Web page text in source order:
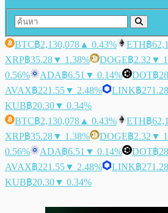
BTC฿2,130,078 ▲ 0.43% ETH฿
XRP฿35.28▼ 1.38% DOGE฿2.32 ▼
0.56%
ADA฿6.51 ▼ 0.14% DOT฿
AVAX฿221.55▼ 2.48% LINK฿271.28
KUB฿20.30▼ 0.34%
BTC฿2,130,078 ▲ 0.43% ETH฿
XRP฿35.28▼ 1.38% DOGE฿2.32 ▼
0.56%
ADA฿6.51 ▼ 0.14% DOT฿
AVAX฿221.55▼ 2.48% LINK฿271.28
KUB฿20.30▼ 0.34%